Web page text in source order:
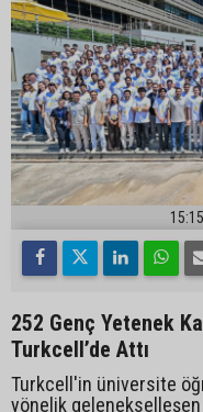
15:15
252 Genç Yetenek
Turkcell’de Attı
Turkcell'in üniversite
yönelik gelenekselleşen